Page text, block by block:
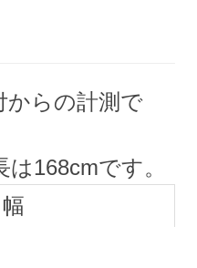
らの計測で
168cmです。